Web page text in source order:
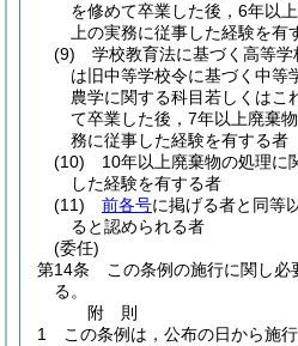
を修めて卒業した後，6年以
上の実務に従事した経験を有
(9)
学校教育法に基づく高等
は旧中等学校令に基づく中等
農学に関する科目若しくはこ
て卒業した後，7年以上廃棄
務に従事した経験を有する者
(10)
10年以上廃棄物の処理に
した経験を有する者
(11)
前各号に掲げる者と同等
ると認められる者
(委任)
第14条
この条例の施行に関し
る。
附 則
1
この条例は，公布の日から施行